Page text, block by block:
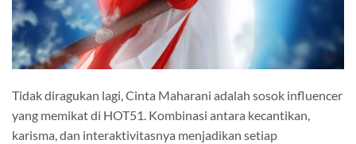
Tidak diragukan lagi, Cinta Maharani adalah sosok influencer
yang memikat di HOT51. Kombinasi antara kecantikan,
karisma, dan interaktivitasnya menjadikan setiap